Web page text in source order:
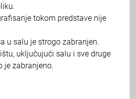
tokom predstave nije
u salu je strogo zabranjen.
uključujući salu i sve druge
je zabranjeno.